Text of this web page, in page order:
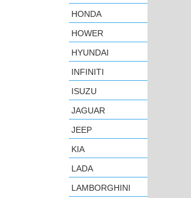
HONDA
HOWER
HYUNDAI
INFINITI
ISUZU
JAGUAR
JEEP
KIA
LADA
LAMBORGHINI